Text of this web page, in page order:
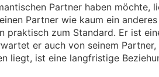
Partner haben möchte,
Partner wie kaum ein
praktisch zum Standard. Er ist
er auch von seinem
liegt, ist eine langfristige